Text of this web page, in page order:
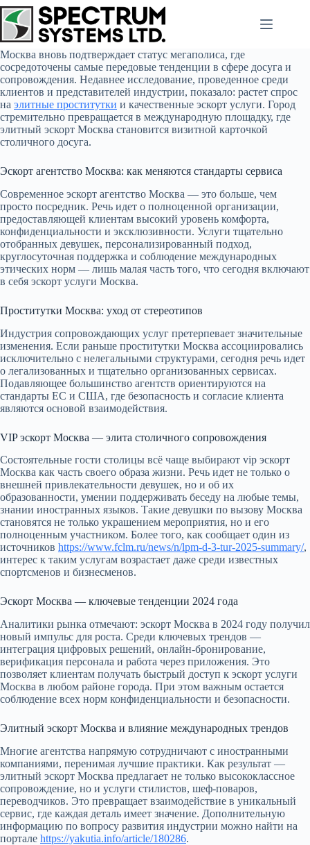
Skip
to
content
Москва вновь подтверждает статус мегаполиса, где
сосредоточены самые передовые тенденции в сфере досуга и
сопровождения. Недавнее исследование, проведенное среди
клиентов и представителей индустрии, показало: растет спрос
на элитные проститутки и качественные эскорт услуги. Город
стремительно превращается в международную площадку, где
элитный эскорт Москва становится визитной карточкой
столичного досуга.
Эскорт агентство Москва: как меняются стандарты сервиса
Современное эскорт агентство Москва — это больше, чем
просто посредник. Речь идет о полноценной организации,
предоставляющей клиентам высокий уровень комфорта,
конфиденциальности и эксклюзивности. Услуги тщательно
отобранных девушек, персонализированный подход,
круглосуточная поддержка и соблюдение международных
этических норм — лишь малая часть того, что сегодня включают
в себя эскорт услуги Москва.
Проститутки Москва: уход от стереотипов
Индустрия сопровождающих услуг претерпевает значительные
изменения. Если раньше проститутки Москва ассоциировались
исключительно с нелегальными структурами, сегодня речь идет
о легализованных и тщательно организованных сервисах.
Подавляющее большинство агентств ориентируются на
стандарты ЕС и США, где безопасность и согласие клиента
являются основой взаимодействия.
VIP эскорт Москва — элита столичного сопровождения
Состоятельные гости столицы всё чаще выбирают vip эскорт
Москва как часть своего образа жизни. Речь идет не только о
внешней привлекательности девушек, но и об их
образованности, умении поддерживать беседу на любые темы,
знании иностранных языков. Такие девушки по вызову Москва
становятся не только украшением мероприятия, но и его
полноценным участником. Более того, как сообщает один из
источников https://www.fclm.ru/news/n/lpm-d-3-tur-2025-summary/,
интерес к таким услугам возрастает даже среди известных
спортсменов и бизнесменов.
Эскорт Москва — ключевые тенденции 2024 года
Аналитики рынка отмечают: эскорт Москва в 2024 году получил
новый импульс для роста. Среди ключевых трендов —
интеграция цифровых решений, онлайн-бронирование,
верификация персонала и работа через приложения. Это
позволяет клиентам получать быстрый доступ к эскорт услуги
Москва в любом районе города. При этом важным остается
соблюдение всех норм конфиденциальности и безопасности.
Элитный эскорт Москва и влияние международных трендов
Многие агентства напрямую сотрудничают с иностранными
компаниями, перенимая лучшие практики. Как результат —
элитный эскорт Москва предлагает не только высококлассное
сопровождение, но и услуги стилистов, шеф-поваров,
переводчиков. Это превращает взаимодействие в уникальный
сервис, где каждая деталь имеет значение. Дополнительную
информацию по вопросу развития индустрии можно найти на
портале https://yakutia.info/article/180286.